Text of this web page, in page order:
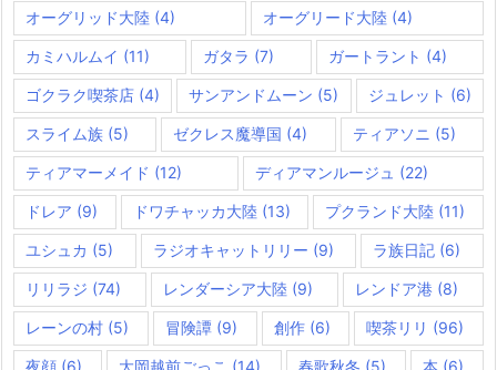
オーグリッド大陸 (4) オーグリード大陸 (4)
カミハルムイ (11) ガタラ (7) ガートラント (4)
ゴクラク喫茶店 (4) サンアンドムーン (5) ジュレット (6)
スライム族 (5) ゼクレス魔導国 (4) ティアソニ (5)
ティアマーメイド (12) ディアマンルージュ (22)
ドレア (9) ドワチャッカ大陸(13) プクランド大陸 (11)
ユシュカ (5) ラジオキャットリリー (9) ラ族日記 (6)
リリラジ (74) レンダーシア大陸 (9) レンドア港 (8)
レーンの村 (5) 冒険譚(9) 創作(6) 喫茶リリ (96)